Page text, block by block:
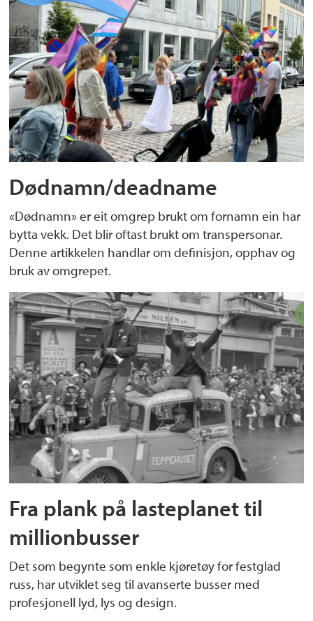
Dødnamn/deadname
«Dødnamn» er eit omgrep brukt om fornamn ein har
bytta vekk. Det blir oftast brukt om transpersonar.
Denne artikkelen handlar om definisjon, opphav og
bruk av omgrepet.
Fra plank på lasteplanet til
millionbusser
Det som begynte som enkle kjøretøy for festglad
russ, har utviklet seg til avanserte busser med
profesjonell lyd, lys og design.